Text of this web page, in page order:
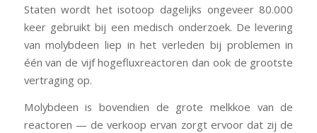
Staten wordt het isotoop dagelijks ongeveer 80.000
keer gebruikt bij een medisch onderzoek. De levering
van molybdeen liep in het verleden bij problemen in
één van de vijf hogefluxreactoren dan ook de grootste
vertraging op.
Molybdeen is bovendien de grote melkkoe van de
reactoren — de verkoop ervan zorgt ervoor dat zij de